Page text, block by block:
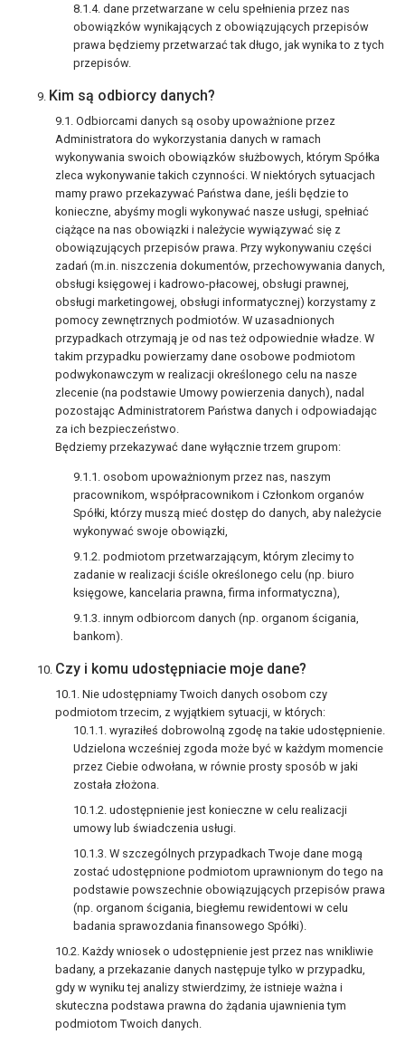
dane przetwarzane w celu spełnienia przez nas
obowiązków wynikających z obowiązujących przepisów
prawa będziemy przetwarzać tak długo, jak wynika to z tych
przepisów.
Kim są odbiorcy danych?
Odbiorcami danych są osoby upoważnione przez
Administratora do wykorzystania danych w ramach
wykonywania swoich obowiązków służbowych, którym Spółka
zleca wykonywanie takich czynności. W niektórych sytuacjach
mamy prawo przekazywać Państwa dane, jeśli będzie to
konieczne, abyśmy mogli wykonywać nasze usługi, spełniać
ciążące na nas obowiązki i należycie wywiązywać się z
obowiązujących przepisów prawa. Przy wykonywaniu części
zadań (m.in. niszczenia dokumentów, przechowywania danych,
obsługi księgowej i kadrowo-płacowej, obsługi prawnej,
obsługi marketingowej, obsługi informatycznej) korzystamy z
pomocy zewnętrznych podmiotów. W uzasadnionych
przypadkach otrzymają je od nas też odpowiednie władze. W
takim przypadku powierzamy dane osobowe podmiotom
podwykonawczym w realizacji określonego celu na nasze
zlecenie (na podstawie Umowy powierzenia danych), nadal
pozostając Administratorem Państwa danych i odpowiadając
za ich bezpieczeństwo.
Będziemy przekazywać dane wyłącznie trzem grupom:
osobom upoważnionym przez nas, naszym
pracownikom, współpracownikom i Członkom organów
Spółki, którzy muszą mieć dostęp do danych, aby należycie
wykonywać swoje obowiązki,
podmiotom przetwarzającym, którym zlecimy to
zadanie w realizacji ściśle określonego celu (np. biuro
księgowe, kancelaria prawna, firma informatyczna),
innym odbiorcom danych (np. organom ścigania,
bankom).
Czy i komu udostępniacie moje dane?
Nie udostępniamy Twoich danych osobom czy
podmiotom trzecim, z wyjątkiem sytuacji, w których:
wyraziłeś dobrowolną zgodę na takie udostępnienie.
Udzielona wcześniej zgoda może być w każdym momencie
przez Ciebie odwołana, w równie prosty sposób w jaki
została złożona.
udostępnienie jest konieczne w celu realizacji
umowy lub świadczenia usługi.
W szczególnych przypadkach Twoje dane mogą
zostać udostępnione podmiotom uprawnionym do tego na
podstawie powszechnie obowiązujących przepisów prawa
(np. organom ścigania, biegłemu rewidentowi w celu
badania sprawozdania finansowego Spółki).
Każdy wniosek o udostępnienie jest przez nas wnikliwie
badany, a przekazanie danych następuje tylko w przypadku,
gdy w wyniku tej analizy stwierdzimy, że istnieje ważna i
skuteczna podstawa prawna do żądania ujawnienia tym
podmiotom Twoich danych.